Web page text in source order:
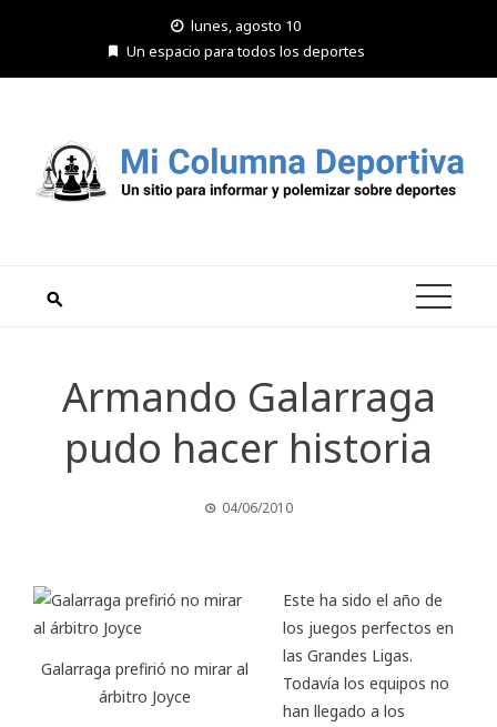
lunes, agosto 10
Un espacio para todos los deportes
Armando Galarraga
pudo hacer historia
04/06/2010
Galarraga prefirió no mirar al
árbitro Joyce
Este ha sido el año de
los juegos perfectos en
las Grandes Ligas.
Todavía los equipos no
han llegado a los